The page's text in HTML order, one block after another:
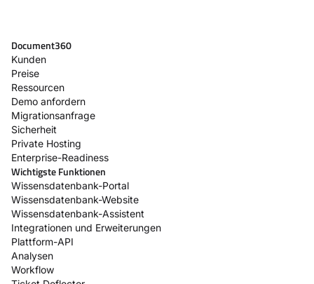
Document360
Kunden
Preise
Ressourcen
Demo anfordern
Migrationsanfrage
Sicherheit
Private Hosting
Enterprise-Readiness
Wichtigste Funktionen
Wissensdatenbank-Portal
Wissensdatenbank-Website
Wissensdatenbank-Assistent
Integrationen und Erweiterungen
Plattform-API
Analysen
Workflow